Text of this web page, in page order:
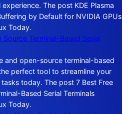
The post KDE Plasma
by Default for NVIDIA GPUs
Today.
Source Terminal-Based Serial
and open-source terminal-based
perfect tool to streamline your
today. The post 7 Best Free
Based Serial Terminals
Today.